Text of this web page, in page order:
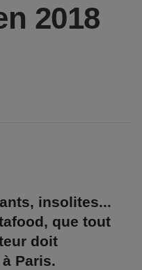
2018
insolites...
que tout
doit
Paris.